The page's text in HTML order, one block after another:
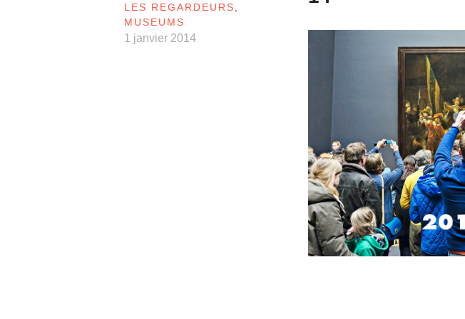
LES REGARDEURS,
MUSEUMS
1 janvier 2014